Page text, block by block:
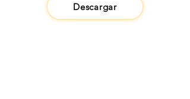
Descargar